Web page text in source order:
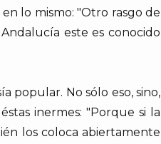
lo mismo: "Otro rasgo de
este es conocido
popular. No sólo eso, sino,
inermes: "Porque si la
los coloca abiertamente